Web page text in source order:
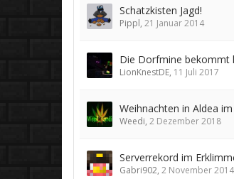
Schatzkisten Jagd!
Pippl, 21 Januar 2014
Die Dorfmine bekommt
LionKnestDE, 11 Juli 2017
Weihnachten in Aldea
Weedi, 2 Dezember 2018
Serverrekord im
Gabri902, 2 November 2014